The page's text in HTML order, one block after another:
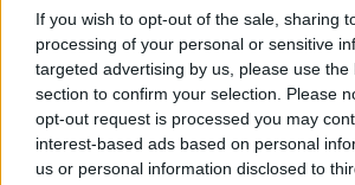
If you wish to opt-out of the sale, sharing
processing of your personal or sensitive
targeted advertising by us, please use the
section to confirm your selection. Please
opt-out request is processed you may
interest-based ads based on personal
us or personal information disclosed to
Elengedhetetlen mindenkinek, aki
személynek kíván lenni jó hírnévre.
meg kell érteniük a jó hírnév
lépéseit, és biztosítaniuk kell, hogy
negatívan az üzletükbe. Ez a cikk